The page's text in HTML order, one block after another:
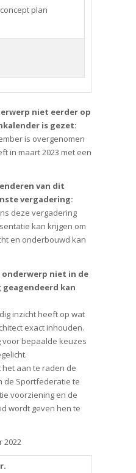
plan
niet eerder op
is gezet:
is overgenomen
in maart 2023 met een
van dit
vergadering:
deze vergadering
kan krijgen om
en onderbouwd kan
niet in de
kan
inzicht heeft op wat
exact inhouden.
bepaalde keuzes
het aan te raden de
de Sportfederatie te
voorziening en de
wordt geven hen te
2022